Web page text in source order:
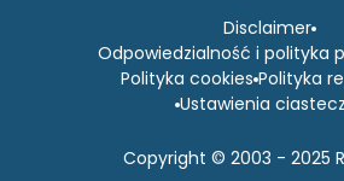
Disclaimer
Odpowiedzialność i polityka
Polityka cookies Polityka
Ustawienia
Copyright © 2003 - 2025